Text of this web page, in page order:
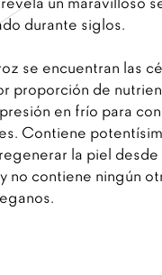
un maravilloso
durante siglos.
se encuentran las
proporción de
en frío para
Contiene
la piel
no contiene ningún